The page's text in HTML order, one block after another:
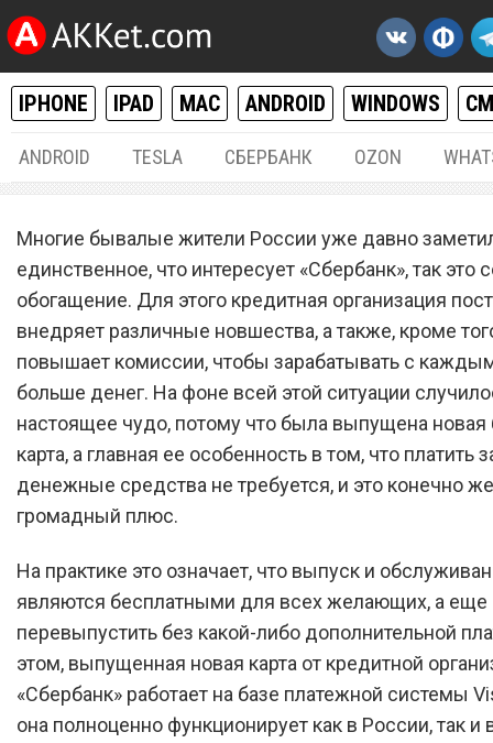
IPHONE IPAD MAC ANDROID WINDOWS
ANDROID TESLA СБЕРБАНК OZON
«Сбербанк» выпустил
банковскую карту, за
не нужно платить
Многие бывалые жители России уже давно
единственное, что интересует «Сбербанк», так это
обогащение. Для этого кредитная организация
внедряет различные новшества, а также, кроме
повышает комиссии, чтобы зарабатывать с
больше денег. На фоне всей этой ситуации
настоящее чудо, потому что была выпущена новая
карта, а главная ее особенность в том, что платить
денежные средства не требуется, и это конечно же
громадный плюс.
На практике это означает, что выпуск и
являются бесплатными для всех желающих, а
перевыпустить без какой-либо дополнительной
этом, выпущенная новая карта от кредитной
«Сбербанк» работает на базе платежной системы
она полноценно функционирует как в России, так и